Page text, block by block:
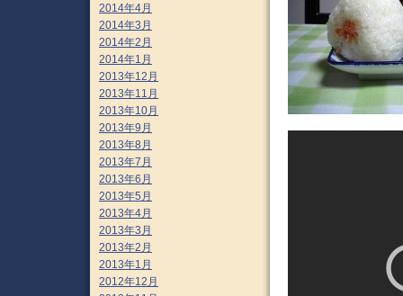
2014年4月
2014年3月
2014年2月
2014年1月
2013年12月
2013年11月
2013年10月
2013年9月
2013年8月
2013年7月
2013年6月
2013年5月
2013年4月
2013年3月
2013年2月
2013年1月
2012年12月